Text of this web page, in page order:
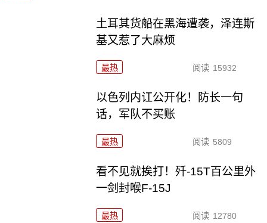
土耳其货船在黑海遭袭，泽连斯
基又惹了大麻烦
最热 阅读 15932
以色列内讧公开化！防长一句
话，军队不买账
最热 阅读 5809
看不见就挨打！歼-15T百公里外
一剑封喉F-15J
最热 阅读 12780